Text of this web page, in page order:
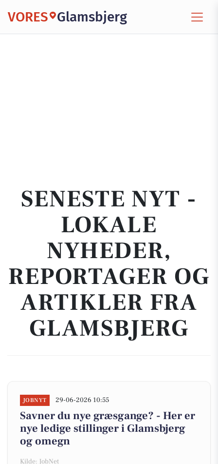
VORES Glamsbjerg
SENESTE NYT -
LOKALE
NYHEDER,
REPORTAGER OG
ARTIKLER FRA
GLAMSBJERG
JOBNYT 29-06-2026 10:55
Savner du nye græsgange? - Her er
nye ledige stillinger i Glamsbjerg
og omegn
Kilde: JobNet